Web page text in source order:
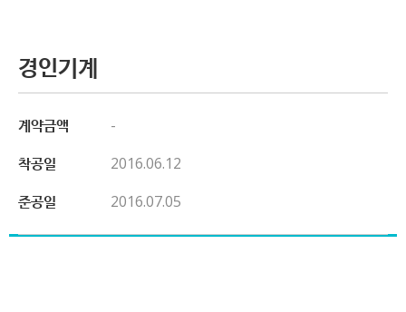
경인기계
계약금액
-
착공일
2016.06.12
준공일
2016.07.05